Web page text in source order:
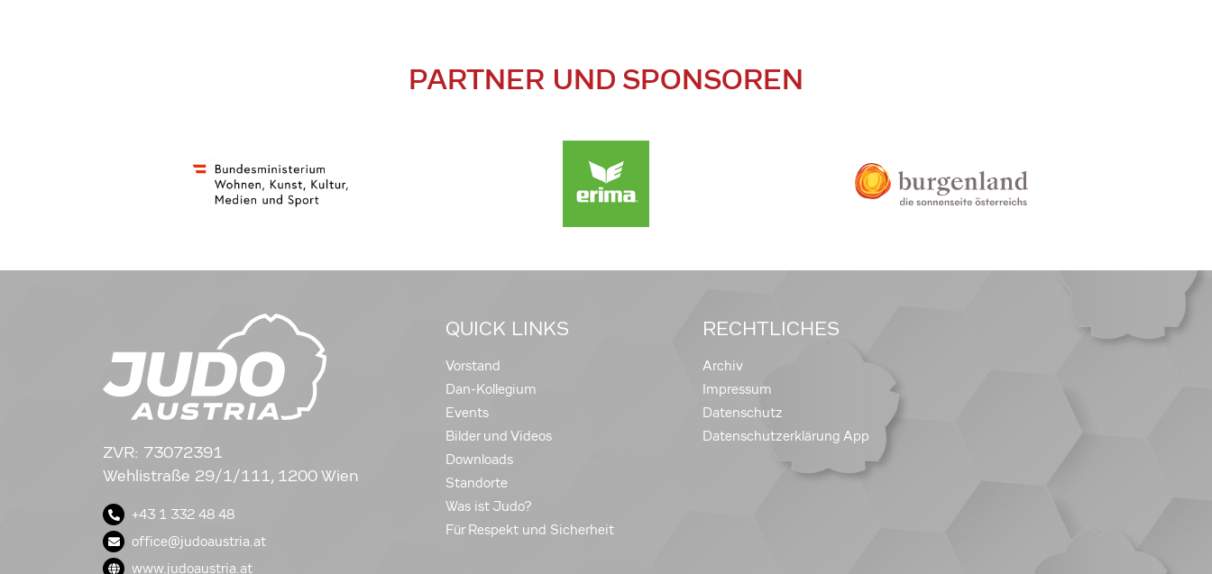
PARTNER UND SPONSOREN
ZVR: 73072391
Wehlistraße 29/1/111, 1200 Wien
+43 1 332 48 48
office@judoaustria.at
www.judoaustria.at
QUICK LINKS
Vorstand
Dan-Kollegium
Events
Bilder und Videos
Downloads
Standorte
Was ist Judo?
Für Respekt und Sicherheit
RECHTLICHES
Archiv
Impressum
Datenschutz
Datenschutzerklärung App